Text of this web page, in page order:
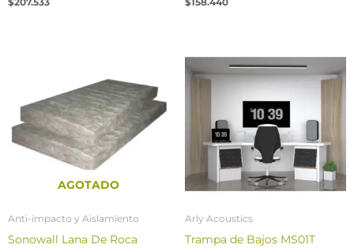
AGOTADO
Anti-impacto y Aislamiento
Sonowall Lana De Roca
through
$40.699
Arly Acoustics
Trampa de Bajos MS01T